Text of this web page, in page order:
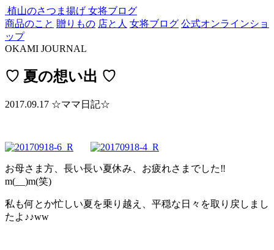
植山のさつま揚げ 女将ブログ
商品のこと 贈りもの 店と人 女将ブログ 公式オンラインショ
ップ
OKAMI JOURNAL
♡ 夏の想い出 ♡
2017.09.17 ☆ママ日記☆
お母さま方、長い長い夏休み、お疲れさまでした‼
m(__)m(笑)
私も何とか忙しい夏を乗り越え、平穏な日々を取り戻しまし
たよ♪♪ww